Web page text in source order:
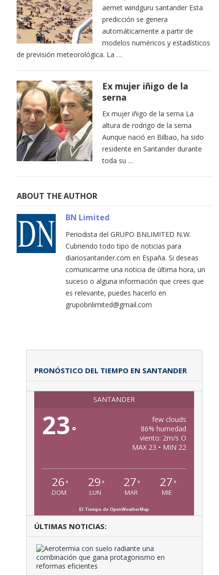
aemet windguru santander Esta
predicción se genera
automáticamente a partir de
modelos numéricos y estadísticos
de previsión meteorológica. La …
Ex mujer iñigo de la
serna
Ex mujer iñigo de la serna La
altura de rodrigo de la serna
Aunque nació en Bilbao, ha sido
residente en Santander durante
toda su …
ABOUT THE AUTHOR
BN Limited
Periodista del GRUPO BNLIMITED N.W.
Cubriendo todo tipo de noticias para
diariosantander.com en España. Si deseas
comunicarme una noticia de última hora, un
suceso o alguna información que crees que
es relevante, puedes hacerlo en
grupobnlimited@gmail.com
PRONÓSTICO DEL TIEMPO EN SANTANDER
SANTANDER
23 °
few clouds
86% humedad
viento: 2m/s O
MAX 23 • MIN 22
26 °
DOM
29 °
LUN
27 °
MAR
27 °
MIE
El Tiempo de OpenWeatherMap
ÚLTIMAS NOTICIAS: